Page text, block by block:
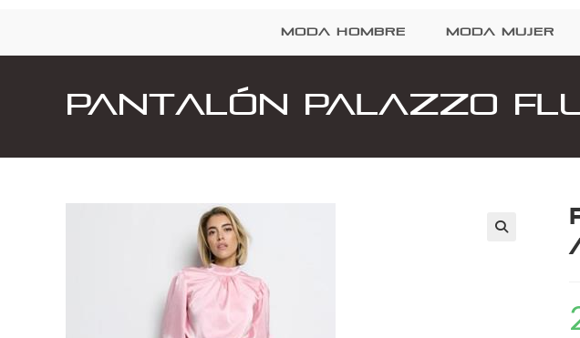
MODA HOMBRE MODA MUJER
Pantalón Palazzo